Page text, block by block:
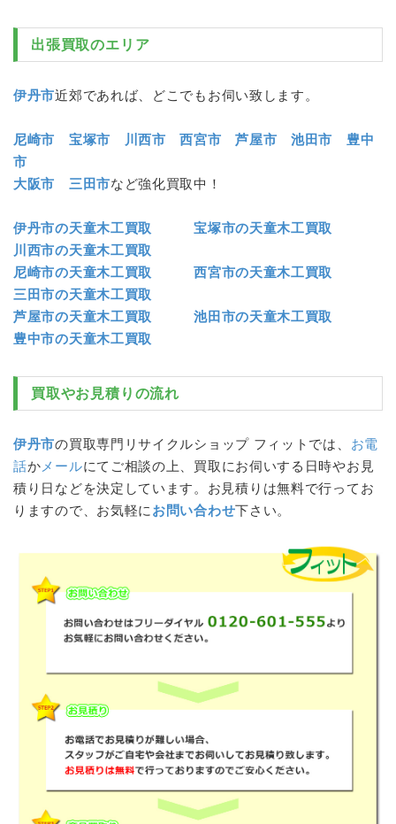
出張買取のエリア
伊丹市近郊であれば、どこでもお伺い致します。
尼崎市 宝塚市 川西市 西宮市 芦屋市 池田市
豊中
市
大阪市
三田市など強化買取中！
伊丹市の天童木工買取
宝塚市の天童木工買取
川西市の天童木工買取
尼崎市の天童木工買取
西宮市の天童木工買取
三田市の天童木工買取
芦屋市の天童木工買取
池田市の天童木工買取
豊中市の天童木工買取
買取やお見積りの流れ
伊丹市の買取専門リサイクルショップ フィットでは、 お電
話か メールにてご相談の上、買取にお伺いする日時やお見
積り日などを決定しています。お見積りは無料で行ってお
りますので、お気軽に お問い合わせ下さい。